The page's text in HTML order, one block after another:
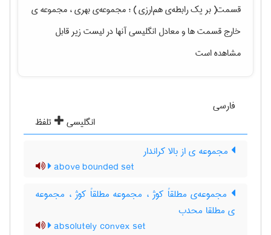
قسمت( بر یک رابطه‌ی هم‌ارزی ) ؛ مجموعه‌ی بهری ، مجموعه ی
خارج قسمت هاو معادل انگلیسی آنها در لیست زیر قابل
مشاهده است
فارسی
انگلیسی
تلفظ
مجموعه ی از بالا کراندار
above bounded set
مجموعه‌ی مطلقاً کوژ ، مجموعه مطلقاً کوژ ، مجموعه
ی مطلقا محدب
absolutely convex set